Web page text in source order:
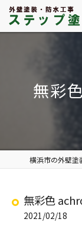
無彩
無彩色
2021/02/18